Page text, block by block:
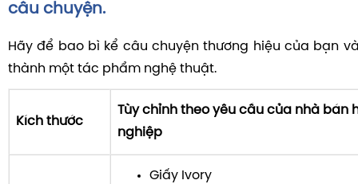
câu chuyện.
Hãy để bao bì kể câu chuyện thương hiệu của bạn
thành một tác phẩm nghệ thuật.
Kích thước
Tùy chỉnh theo yêu cầu của nhà bán
nghiệp
Giấy Ivory